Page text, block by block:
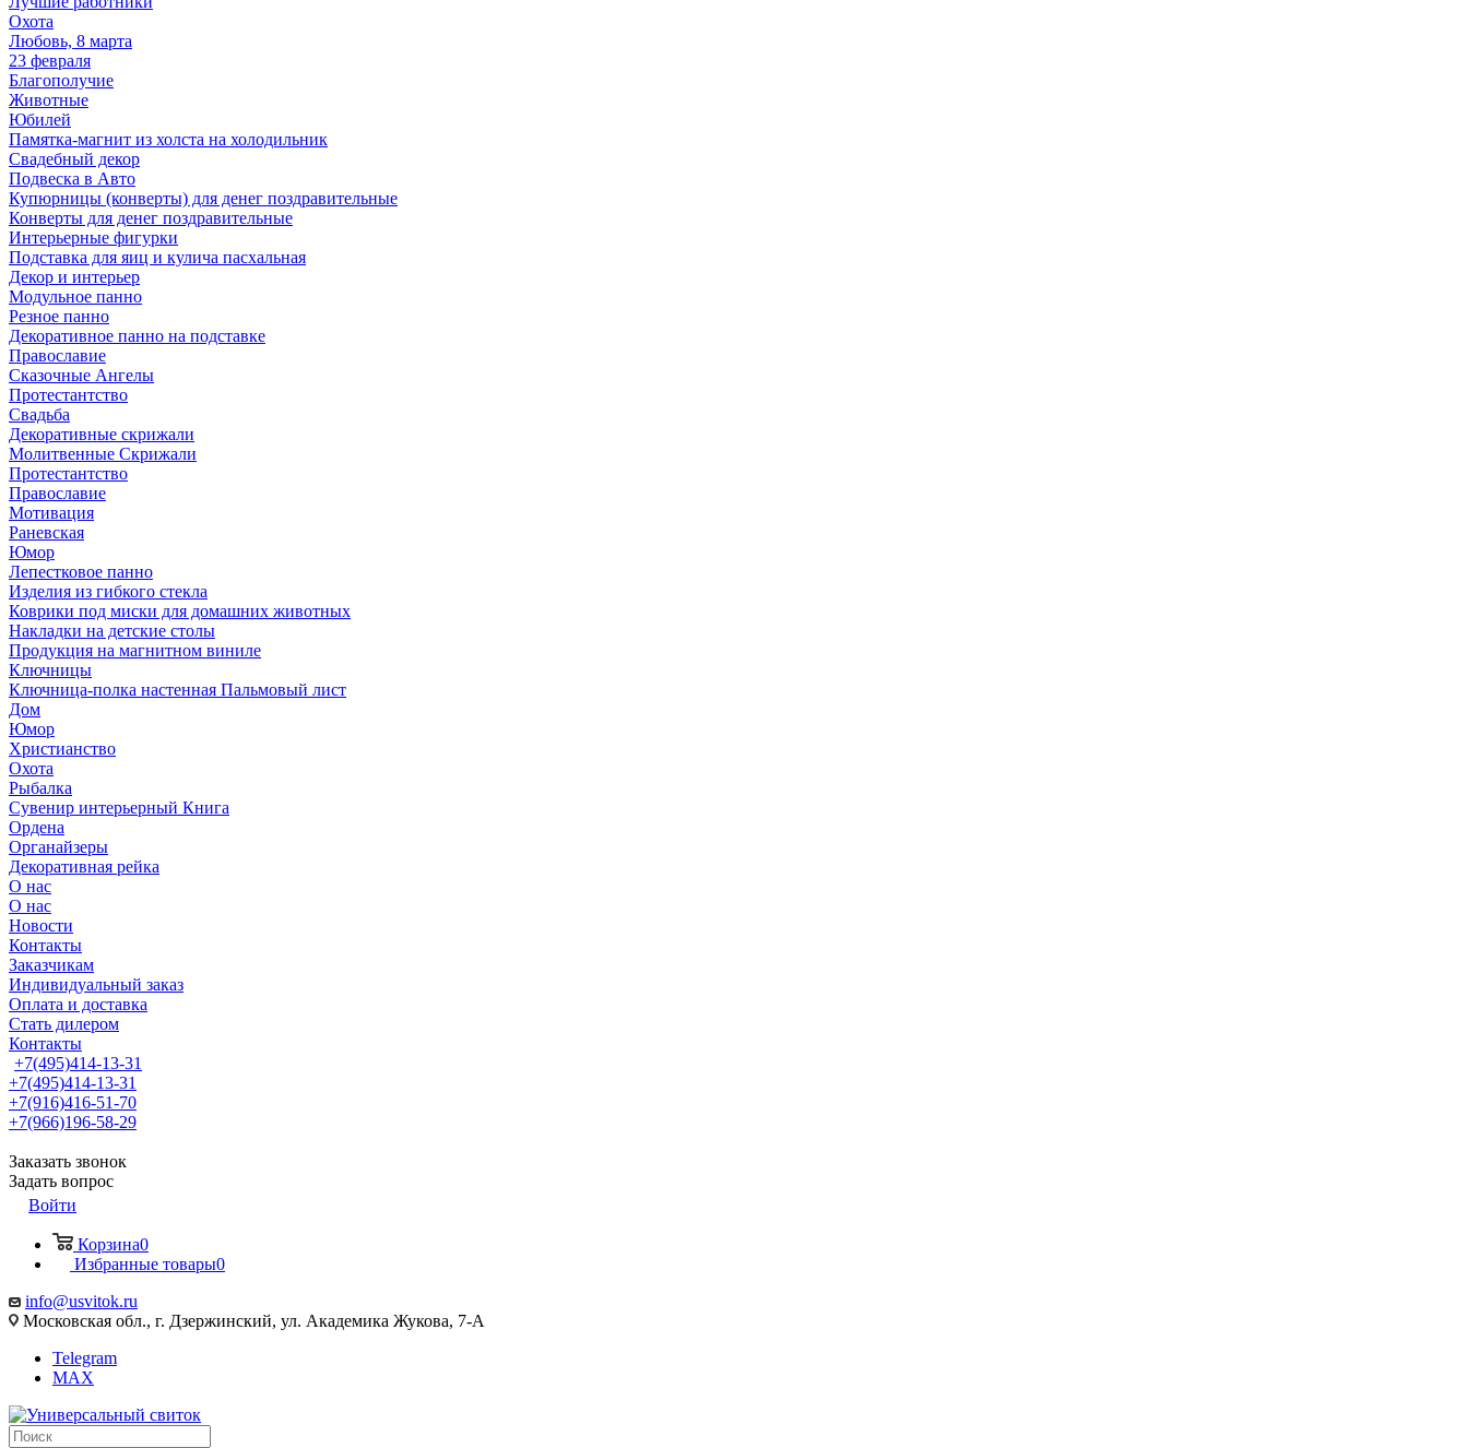
Охота
Любовь, 8 марта
23 февраля
Благополучие
Животные
Юбилей
Памятка-магнит из холста на холодильник
Свадебный декор
Подвеска в Авто
Купюрницы (конверты) для денег поздравительные
Конверты для денег поздравительные
Интерьерные фигурки
Подставка для яиц и кулича пасхальная
Декор и интерьер
Модульное панно
Резное панно
Декоративное панно на подставке
Православие
Сказочные Ангелы
Протестантство
Свадьба
Декоративные скрижали
Молитвенные Скрижали
Протестантство
Православие
Мотивация
Раневская
Юмор
Лепестковое панно
Изделия из гибкого стекла
Коврики под миски для домашних животных
Накладки на детские столы
Продукция на магнитном виниле
Ключницы
Ключница-полка настенная Пальмовый лист
Дом
Юмор
Христианство
Охота
Рыбалка
Сувенир интерьерный Книга
Ордена
Органайзеры
Декоративная рейка
О нас
О нас
Новости
Контакты
Заказчикам
Индивидуальный заказ
Оплата и доставка
Стать дилером
Контакты
+7(495)414-13-31
+7(495)414-13-31
+7(916)416-51-70
+7(966)196-58-29
Заказать звонок
Задать вопрос
Войти
Корзина0
Избранные товары0
info@usvitok.ru
Московская обл., г. Дзержинский, ул. Академика Жукова, 7-А
Telegram
MAX